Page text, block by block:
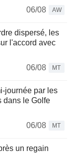
06/08
AW
dispersé, les
l'accord avec
06/08
MT
journée par les
dans le Golfe
06/08
MT
un regain